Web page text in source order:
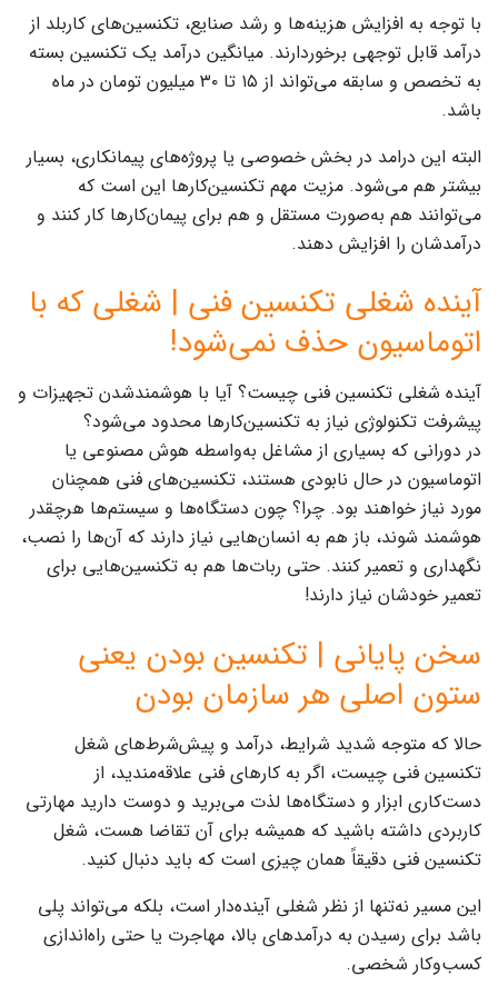
با توجه به افزایش هزینه‌ها و رشد صنایع، تکنسین‌های کاربلد از
درآمد قابل توجهی برخوردارند. میانگین درآمد یک تکنسین بسته
به تخصص و سابقه می‌تواند از ۱۵ تا ۳۰ میلیون تومان در ماه
باشد.
البته این درامد در بخش خصوصی یا پروژه‌های پیمانکاری، بسیار
بیشتر هم می‌شود. مزیت مهم تکنسین‌کارها این است که
می‌توانند هم به‌صورت مستقل و هم برای پیمان‌کارها کار کنند و
درآمدشان را افزایش دهند.
آینده شغلی تکنسین فنی | شغلی که با
اتوماسیون حذف نمی‌شود!
آینده شغلی تکنسین فنی چیست؟ آیا با هوشمندشدن تجهیزات و
پیشرفت تکنولوژی نیاز به تکنسین‌کارها محدود می‌شود؟
در دورانی که بسیاری از مشاغل به‌واسطه هوش مصنوعی یا
اتوماسیون در حال نابودی هستند، تکنسین‌های فنی همچنان
مورد نیاز خواهند بود. چرا؟ چون دستگاه‌ها و سیستم‌ها هرچقدر
هوشمند شوند، باز هم به انسان‌هایی نیاز دارند که آن‌ها را نصب،
نگهداری و تعمیر کنند. حتی ربات‌ها هم به تکنسین‌هایی برای
تعمیر خودشان نیاز دارند!
سخن پایانی | تکنسین بودن یعنی
ستون اصلی هر سازمان بودن
حالا که متوجه شدید شرایط، درآمد و پیش‌شرط‌های شغل
تکنسین فنی چیست، اگر به کارهای فنی علاقه‌مندید، از
دست‌کاری ابزار و دستگاه‌ها لذت می‌برید و دوست دارید مهارتی
کاربردی داشته باشید که همیشه برای آن تقاضا هست، شغل
تکنسین فنی دقیقاً همان چیزی است که باید دنبال کنید.
این مسیر نه‌تنها از نظر شغلی آینده‌دار است، بلکه می‌تواند پلی
باشد برای رسیدن به درآمدهای بالا، مهاجرت یا حتی راه‌اندازی
کسب‌وکار شخصی.